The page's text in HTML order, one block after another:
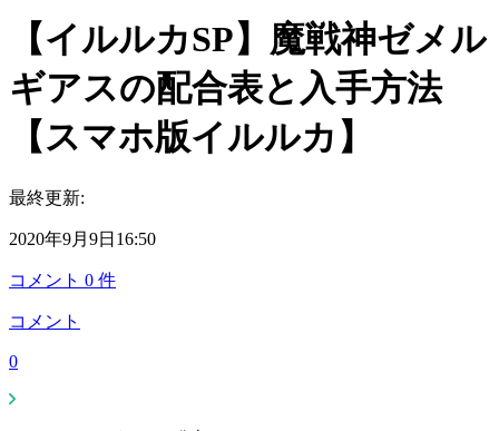
【イルルカSP】魔戦神ゼメル
ギアスの配合表と入手方法
【スマホ版イルルカ】
最終更新:
2020年9月9日16:50
コメント 0 件
コメント
0